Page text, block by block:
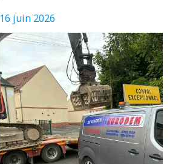
16 juin 2026